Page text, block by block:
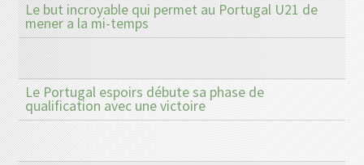
Le but incroyable qui permet au Portugal U21 de
mener a la mi-temps
Le Portugal espoirs débute sa phase de
qualification avec une victoire